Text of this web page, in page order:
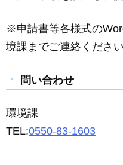
※申請書等各様式の
境課までご連絡ください
問い合わせ
環境課
TEL:0550-83-1603